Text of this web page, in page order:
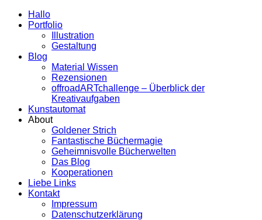
Hallo
Portfolio
Illustration
Gestaltung
Blog
Material Wissen
Rezensionen
offroadARTchallenge – Überblick der
Kreativaufgaben
Kunstautomat
About
Goldener Strich
Fantastische Büchermagie
Geheimnisvolle Bücherwelten
Das Blog
Kooperationen
Liebe Links
Kontakt
Impressum
Datenschutzerklärung